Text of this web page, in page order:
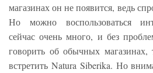
магазинах он не появится, ведь
Но можно воспользоваться
сейчас очень много, и без
говорить об обычных магазинах,
встретить Natura Siberika. Но